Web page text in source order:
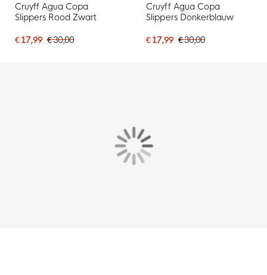
Cruyff Agua Copa
Slippers Rood Zwart
€ 17,99 € 30,00
Cruyff Agua Copa
Slippers Donkerblauw
€ 17,99 € 30,00